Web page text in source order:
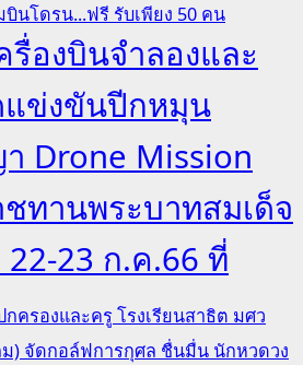
นโดรน...ฟรี รับเพียง 50 คน
องบินจำลองและ
ข่งขันปีกหมุน
Drone Mission
ทานพระบาทสมเด็จ
22-23 ก.ค.66 ที่
ครองและครู โรงเรียนสาธิต มศว
) จัดกอล์ฟการกุศล ชื่นมื่น นักหวดวง